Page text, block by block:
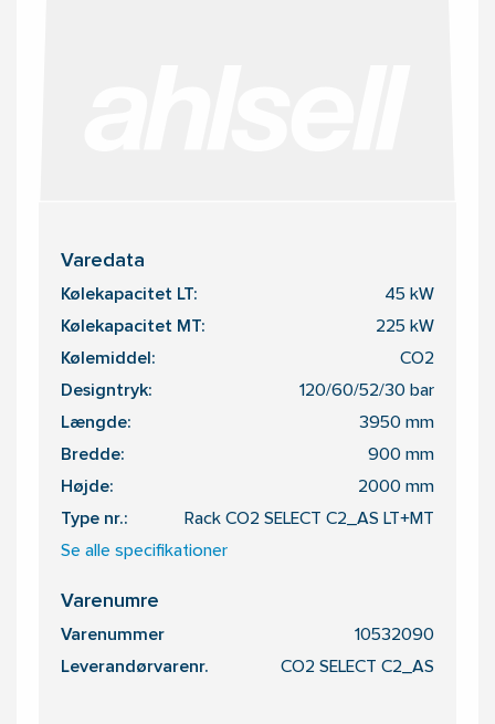
Varedata
Kølekapacitet LT: 45 kW
Kølekapacitet MT: 225 kW
Kølemiddel: CO2
Designtryk: 120/60/52/30 bar
Længde: 3950 mm
Bredde: 900 mm
Højde: 2000 mm
Type nr.: Rack CO2 SELECT C2_AS LT+MT
Se alle specifikationer
Varenumre
Varenummer 10532090
Leverandørvarenr. CO2 SELECT C2_AS